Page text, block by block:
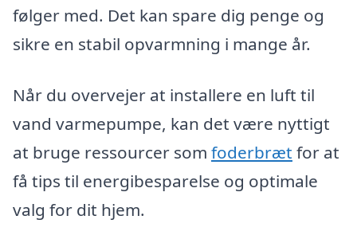
følger med. Det kan spare dig penge og
sikre en stabil opvarmning i mange år.
Når du overvejer at installere en luft til
vand varmepumpe, kan det være nyttigt
at bruge ressourcer som foderbræt for at
få tips til energibesparelse og optimale
valg for dit hjem.